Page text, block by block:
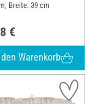
Breite: 39 cm
€
Warenkorb